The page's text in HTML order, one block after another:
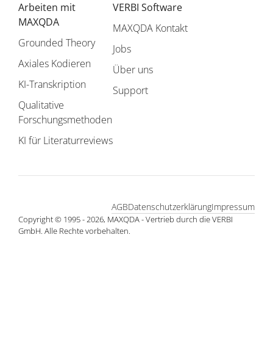
Arbeiten mit
MAXQDA
Grounded Theory
Axiales Kodieren
KI-Transkription
Qualitative
Forschungsmethoden
KI für Literaturreviews
VERBI Software
MAXQDA Kontakt
Jobs
Über uns
Support
Copyright © 1995 - 2026, MAXQDA - Vertrieb durch die VERBI
GmbH. Alle Rechte vorbehalten.
Impressum
Datenschutzerklärung
AGB